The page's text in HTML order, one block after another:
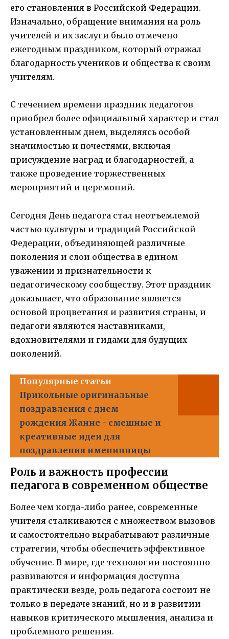
его становления в Российской Федерации.
Изначально, обращение внимания на роль
учителей и их заслуги было отмечено
ежегодным праздником, который отражал
благодарность учеников и общества к своим
учителям.
С течением времени праздник педагогов
приобрел более официальный характер и стал
установленным днем, выделяясь особой
значимостью и почестями, включая
присуждение наград и благодарностей, а
также проведение торжественных
мероприятий и церемоний.
Сегодня День педагога стал неотъемлемой
частью культуры и традиций Российской
Федерации, объединяющей различные
поколения и слои общества в едином
уважении и признательности к
педагогическому сообществу. Этот праздник
доказывает, что образование является
основой процветания и развития страны, и
педагоги являются наставниками,
вдохновителями и гидами для будущих
поколений.
Популярные статьи
Прикольные оригинальные
поздравления с днем
рождения Жанне - смешные и
креативные идеи для
поздравления именинницы
Роль и важность профессии
педагога в современном обществе
Более чем когда-либо ранее, современные
учителя сталкиваются с множеством вызовов
и самостоятельно вырабатывают различные
стратегии, чтобы обеспечить эффективное
обучение. В мире, где технологии постоянно
развиваются и информация доступна
практически везде, роль педагога состоит не
только в передаче знаний, но и в развитии
навыков критического мышления, анализа и
проблемного решения.